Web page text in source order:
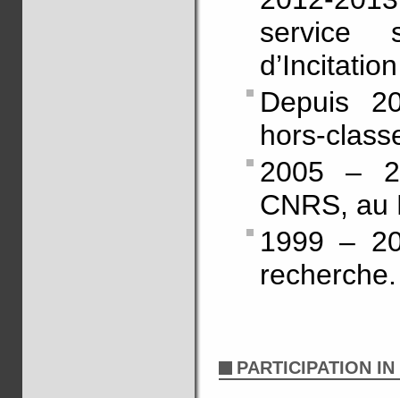
service
Depuis
hors-
2005 –
CNRS, au
1999 –
recherche.
PARTICIPATION